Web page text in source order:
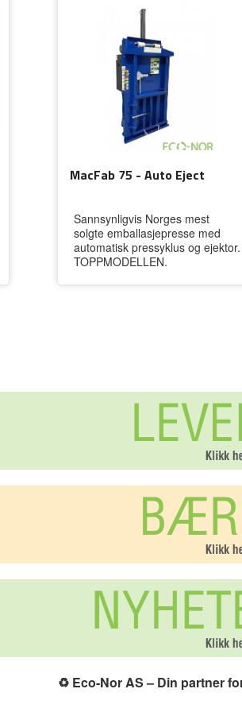
MacFab 75 - Auto Eject
Sannsynligvis Norges mest
solgte emballasjepresse med
automatisk pressyklus og ejektor.
TOPPMODELLEN.
♻️ Eco-Nor AS – Din partner